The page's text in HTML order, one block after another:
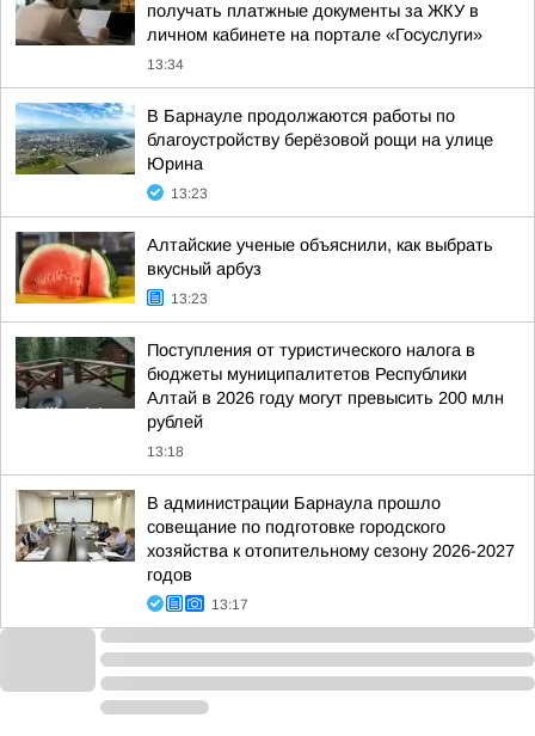
получать платжные документы за ЖКУ в
личном кабинете на портале «Госуслуги»
13:34
В Барнауле продолжаются работы по
благоустройству берёзовой рощи на улице
Юрина
13:23
Алтайские ученые объяснили, как выбрать
вкусный арбуз
13:23
Поступления от туристического налога в
бюджеты муниципалитетов Республики
Алтай в 2026 году могут превысить 200 млн
рублей
13:18
В администрации Барнаула прошло
совещание по подготовке городского
хозяйства к отопительному сезону 2026-2027
годов
13:17